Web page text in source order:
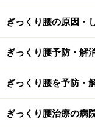
※記事内容は執筆時
断・治療行為ではあ
切な医療機関での受
個人の見解によるも
のではありません。
かなる損害について
情報提供者は一切の
免責事項
ぎっくり腰の原因・
ぎっくり腰予防・解
ぎっくり腰を予防・
ぎっくり腰治療の病